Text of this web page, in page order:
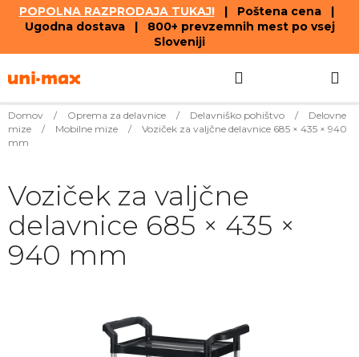
POPOLNA RAZPRODAJA TUKAJ!| Poštena cena |
Ugodna dostava | 800+ prevzemnih mest po vsej
Sloveniji
to
Domov / Oprema za delavnice / Delavniško pohištvo /
Delovne
mize
/ Mobilne mize /
Voziček za valjčne delavnice 685 × 435 × 940
mm
Voziček za valjčne
delavnice 685 × 435 ×
940 mm